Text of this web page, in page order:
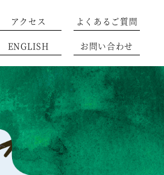
アクセス よくあるご質問
ENGLISH お問い合わせ